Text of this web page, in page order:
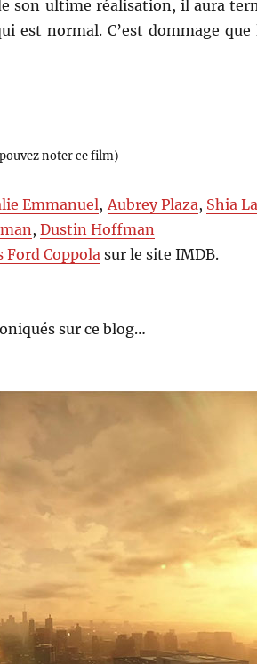
son ultime réalisation, il aura
est normal. C’est dommage
noter ce film)
Emmanuel, Aubrey Plaza, Shia
,Dustin Hoffman
Ford Coppola sur le site IMDB.
sur ce blog…